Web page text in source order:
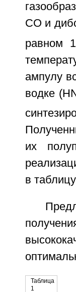
СО и
равном
ампулу
водке
их
в
Таблица
1